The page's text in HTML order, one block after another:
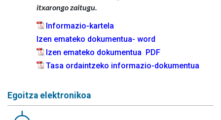
itxarongo zaitugu.
Informazio-kartela
Izen emateko dokumentua- word
Izen emateko dokumentua PDF
Tasa ordaintzeko informazio-dokumentua
Egoitza elektronikoa